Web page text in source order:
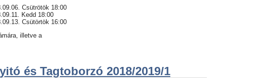
Csütrötök 18:00
Kedd 18:00
Csütörtök 16:00
illetve a
és Tagtoborzó 2018/2019/1